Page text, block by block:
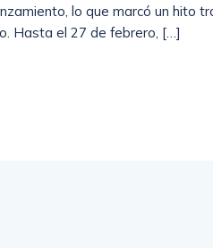
lo que marcó un hito
Hasta el 27 de febrero, […]